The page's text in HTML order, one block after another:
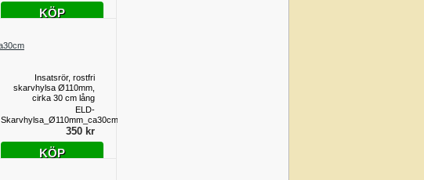
KÖP
Insatsrör, rostfri
skarvhylsa Ø110mm,
cirka 30 cm lång
ELD-
Skarvhylsa_Ø110mm_ca30cm
350 kr
KÖP